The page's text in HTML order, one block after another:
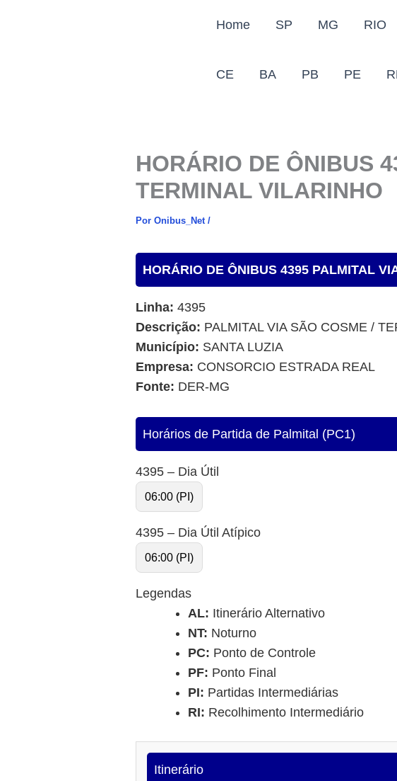
Home SP MG RIO
CE BA PB PE
HORÁRIO DE ÔNIBUS
TERMINAL VILARINHO
Por Onibus_Net /
HORÁRIO DE ÔNIBUS 4395 PALMITAL
Linha: 4395
Descrição: PALMITAL VIA SÃO COSME /
Município: SANTA LUZIA
Empresa: CONSORCIO ESTRADA REAL
Fonte: DER-MG
Horários de Partida de Palmital (PC1)
4395 – Dia Útil
06:00 (PI)
4395 – Dia Útil Atípico
06:00 (PI)
Legendas
AL: Itinerário Alternativo
NT: Noturno
PC: Ponto de Controle
PF: Ponto Final
PI: Partidas Intermediárias
RI: Recolhimento Intermediário
Itinerário